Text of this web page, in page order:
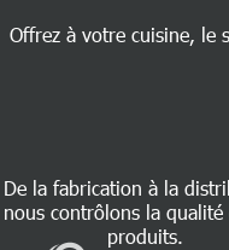
Offrez à votre cuisine, le
De la fabrication à la
nous contrôlons la qualité
produits.